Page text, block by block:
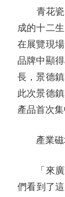
青花瓷
成的十二
在展覽現
品牌中顯
長，景德
此次景德
產品首次集
產業磁
「來廣東
們看到了